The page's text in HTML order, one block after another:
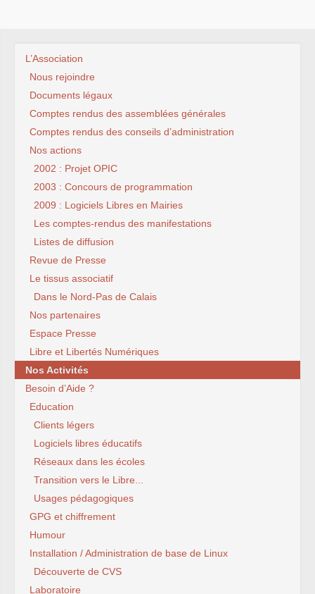
L’Association
Nous rejoindre
Documents légaux
Comptes rendus des assemblées générales
Comptes rendus des conseils d’administration
Nos actions
2002 : Projet OPIC
2003 : Concours de programmation
2009 : Logiciels Libres en Mairies
Les comptes-rendus des manifestations
Listes de diffusion
Revue de Presse
Le tissus associatif
Dans le Nord-Pas de Calais
Nos partenaires
Espace Presse
Libre et Libertés Numériques
Nos Activités
Besoin d’Aide ?
Education
Clients légers
Logiciels libres éducatifs
Réseaux dans les écoles
Transition vers le Libre...
Usages pédagogiques
GPG et chiffrement
Humour
Installation / Administration de base de Linux
Découverte de CVS
Laboratoire